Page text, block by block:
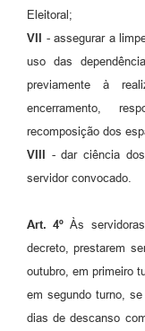
Eleitoral;
VII - assegurar a
uso das
previamente à
encerramento,
recomposição dos
VIII - dar ciência
servidor convocado.
Art. 4ºÀs
decreto, prestarem
outubro, em primeiro
em segundo turno,
dias de descanso